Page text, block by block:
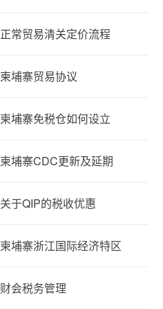
正常贸易清关定价流程
柬埔寨贸易协议
柬埔寨免税仓如何设立
柬埔寨CDC更新及延期
关于QIP的税收优惠
柬埔寨浙江国际经济特区
财会税务管理